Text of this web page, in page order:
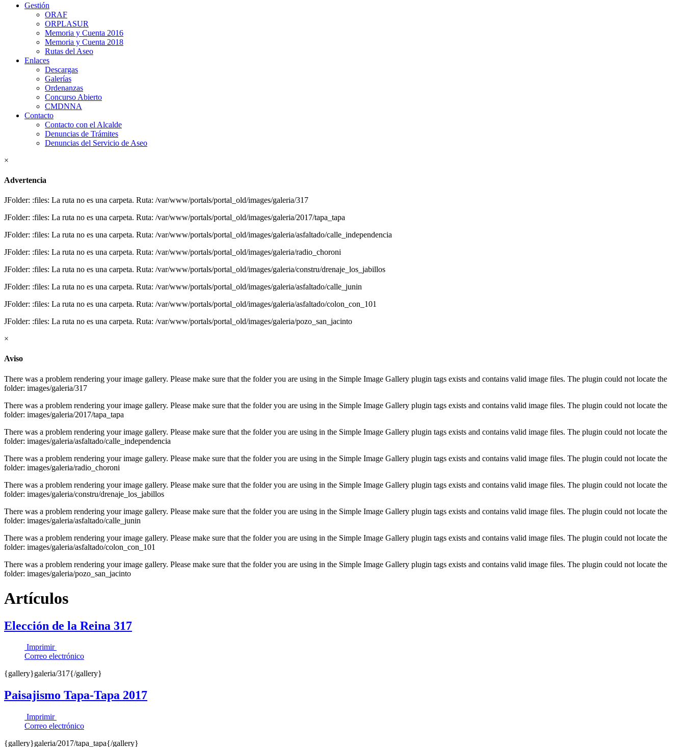
Gestión
ORAF
ORPLASUR
Memoria y Cuenta 2016
Memoria y Cuenta 2018
Rutas del Aseo
Enlaces
Descargas
Galerías
Ordenanzas
Concurso Abierto
CMDNNA
Contacto
Contacto con el Alcalde
Denuncias de Trámites
Denuncias del Servicio de Aseo
×
Advertencia
JFolder: :files: La ruta no es una carpeta. Ruta: /var/www/portals/portal_old/images/galeria/317
JFolder: :files: La ruta no es una carpeta. Ruta: /var/www/portals/portal_old/images/galeria/2017/tapa_tapa
JFolder: :files: La ruta no es una carpeta. Ruta: /var/www/portals/portal_old/images/galeria/asfaltado/calle_independencia
JFolder: :files: La ruta no es una carpeta. Ruta: /var/www/portals/portal_old/images/galeria/radio_choroni
JFolder: :files: La ruta no es una carpeta. Ruta: /var/www/portals/portal_old/images/galeria/constru/drenaje_los_jabillos
JFolder: :files: La ruta no es una carpeta. Ruta: /var/www/portals/portal_old/images/galeria/asfaltado/calle_junin
JFolder: :files: La ruta no es una carpeta. Ruta: /var/www/portals/portal_old/images/galeria/asfaltado/colon_con_101
JFolder: :files: La ruta no es una carpeta. Ruta: /var/www/portals/portal_old/images/galeria/pozo_san_jacinto
×
Aviso
There was a problem rendering your image gallery. Please make sure that the folder you are using in the Simple Image Gallery plugin tags exists and contains valid image files. The plugin could not locate the
folder: images/galeria/317
There was a problem rendering your image gallery. Please make sure that the folder you are using in the Simple Image Gallery plugin tags exists and contains valid image files. The plugin could not locate the
folder: images/galeria/2017/tapa_tapa
There was a problem rendering your image gallery. Please make sure that the folder you are using in the Simple Image Gallery plugin tags exists and contains valid image files. The plugin could not locate the
folder: images/galeria/asfaltado/calle_independencia
There was a problem rendering your image gallery. Please make sure that the folder you are using in the Simple Image Gallery plugin tags exists and contains valid image files. The plugin could not locate the
folder: images/galeria/radio_choroni
There was a problem rendering your image gallery. Please make sure that the folder you are using in the Simple Image Gallery plugin tags exists and contains valid image files. The plugin could not locate the
folder: images/galeria/constru/drenaje_los_jabillos
There was a problem rendering your image gallery. Please make sure that the folder you are using in the Simple Image Gallery plugin tags exists and contains valid image files. The plugin could not locate the
folder: images/galeria/asfaltado/calle_junin
There was a problem rendering your image gallery. Please make sure that the folder you are using in the Simple Image Gallery plugin tags exists and contains valid image files. The plugin could not locate the
folder: images/galeria/asfaltado/colon_con_101
There was a problem rendering your image gallery. Please make sure that the folder you are using in the Simple Image Gallery plugin tags exists and contains valid image files. The plugin could not locate the
folder: images/galeria/pozo_san_jacinto
Artículos
Elección de la Reina 317
Imprimir
Correo electrónico
{gallery}galeria/317{/gallery}
Paisajismo Tapa-Tapa 2017
Imprimir
Correo electrónico
{gallery}galeria/2017/tapa_tapa{/gallery}